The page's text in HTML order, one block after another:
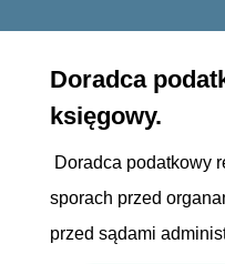
Doradca
księgowy.
Doradca podatkowy
sporach przed
przed sądami